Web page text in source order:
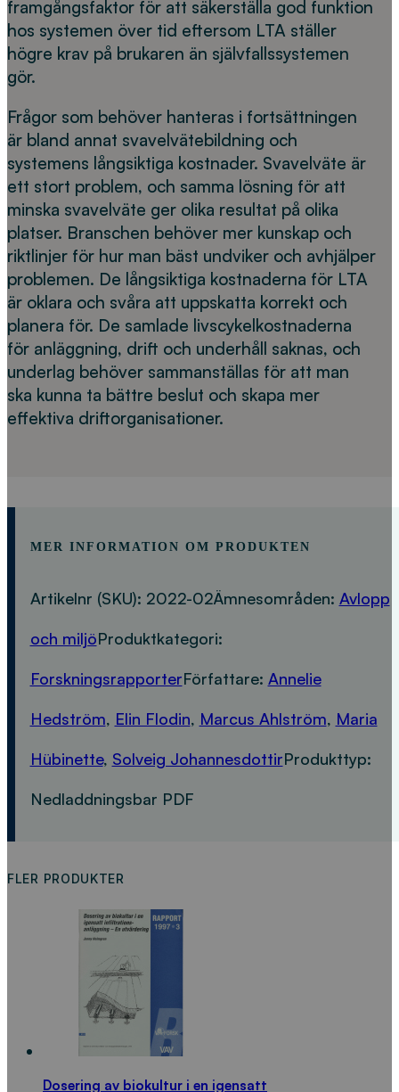
framgångsfaktor för att säkerställa god funktion
hos systemen över tid eftersom LTA ställer
högre krav på brukaren än självfallssystemen
gör.
Frågor som behöver hanteras i fortsättningen
är bland annat svavelvätebildning och
systemens långsiktiga kostnader. Svavelväte är
ett stort problem, och samma lösning för att
minska svavelväte ger olika resultat på olika
platser. Branschen behöver mer kunskap och
riktlinjer för hur man bäst undviker och avhjälper
problemen. De långsiktiga kostnaderna för LTA
är oklara och svåra att uppskatta korrekt och
planera för. De samlade livscykelkostnaderna
för anläggning, drift och underhåll saknas, och
underlag behöver sammanställas för att man
ska kunna ta bättre beslut och skapa mer
effektiva driftorganisationer.
MER INFORMATION OM PRODUKTEN
Artikelnr (SKU): 2022-02Ämnesområden: Avlopp
och miljöProduktkategori:
ForskningsrapporterFörfattare: Annelie
Hedström, Elin Flodin, Marcus Ahlström, Maria
Hübinette, Solveig JohannesdottirProdukttyp:
Nedladdningsbar PDF
FLER PRODUKTER
Dosering av biokultur i en igensatt